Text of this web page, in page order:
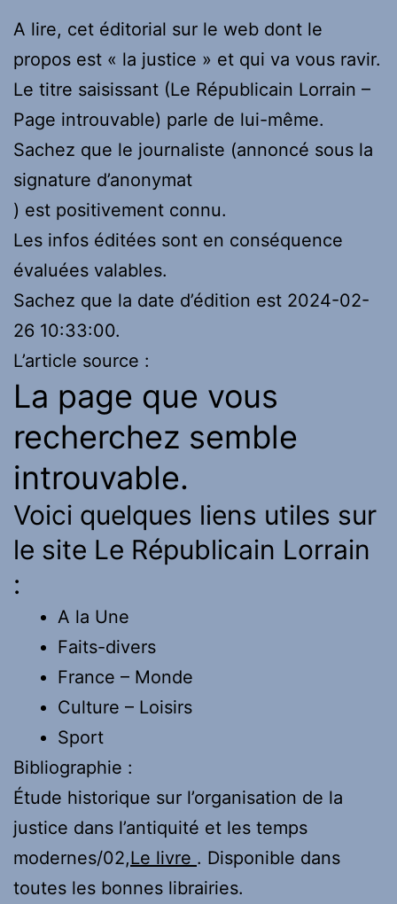
A lire, cet éditorial sur le web dont le
propos est « la justice » et qui va vous ravir.
Le titre saisissant (Le Républicain Lorrain –
Page introuvable) parle de lui-même.
Sachez que le journaliste (annoncé sous la
signature d’anonymat
) est positivement connu.
Les infos éditées sont en conséquence
évaluées valables.
Sachez que la date d’édition est 2024-02-
26 10:33:00.
L’article source :
La page que vous
recherchez semble
introuvable.
Voici quelques liens utiles sur
le site Le Républicain Lorrain
:
A la Une
Faits-divers
France – Monde
Culture – Loisirs
Sport
Bibliographie :
Étude historique sur l’organisation de la
justice dans l’antiquité et les temps
modernes/02,Le livre . Disponible dans
toutes les bonnes librairies.